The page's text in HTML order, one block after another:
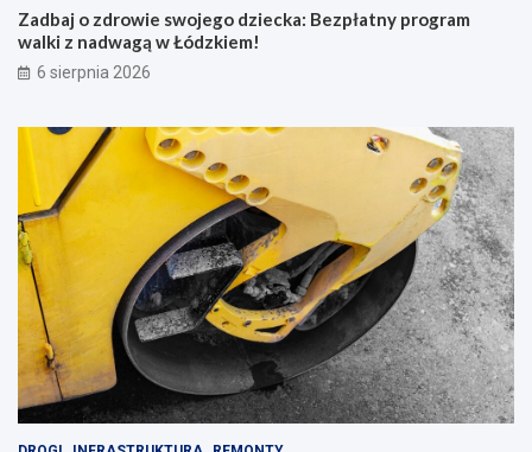
Zadbaj o zdrowie swojego dziecka: Bezpłatny program
walki z nadwagą w Łódzkiem!
6 sierpnia 2026